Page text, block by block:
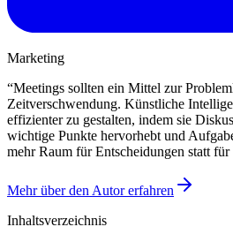
Marketing
“Meetings sollten ein Mittel zur
Zeitverschwendung. Künstliche
effizienter zu gestalten, indem sie
wichtige Punkte hervorhebt und
mehr Raum für Entscheidungen statt
Mehr über den Autor erfahren
Inhaltsverzeichnis